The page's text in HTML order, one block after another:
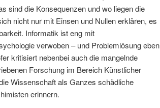
sind die Konsequenzen und wo liegen die
nicht nur mit Einsen und Nullen erklären, es
Informatik ist eng mit
verwoben – und Problemlösung eben
kritisiert nebenbei auch die mangelnde
Forschung im Bereich Künstlicher
Wissenschaft als Ganzes schädliche
erinnern.